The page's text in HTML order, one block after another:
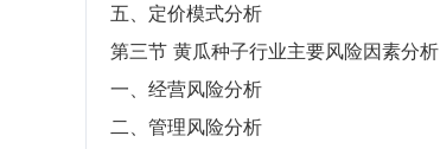
五、定价模式分析
第三节 黄瓜种子行业主要风险因素分析
一、经营风险分析
二、管理风险分析